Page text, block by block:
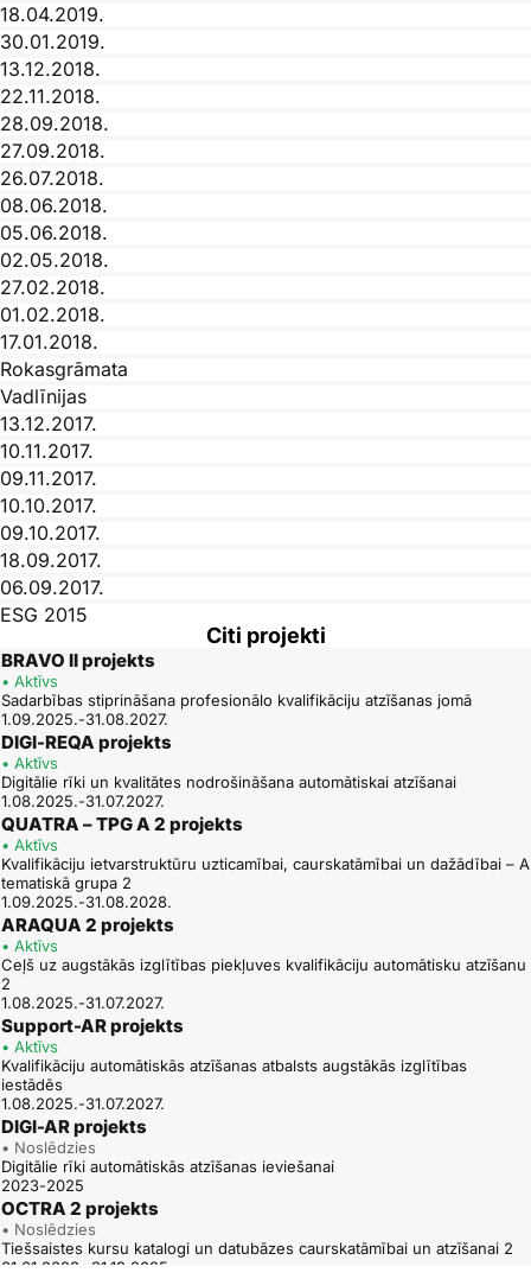
18.04.2019.
30.01.2019.
13.12.2018.
22.11.2018.
28.09.2018.
27.09.2018.
26.07.2018.
08.06.2018.
05.06.2018.
02.05.2018.
27.02.2018.
01.02.2018.
17.01.2018.
Rokasgrāmata
Vadlīnijas
13.12.2017.
10.11.2017.
09.11.2017.
10.10.2017.
09.10.2017.
18.09.2017.
06.09.2017.
ESG 2015
30.05.2017.
Pašnovērtējuma ziņojums
11.05.2017.
13.04.2017.
21.02.2017.
15.02.2017.
08.02.2017.
31.01.2017.
21.12.2016.
07.12.2016.
06.10.2016.
05.08.2016.
Citi projekti
BRAVO II projekts
• Aktīvs
Sadarbības stiprināšana profesionālo kvalifikāciju atzīšanas jomā
1.09.2025.-31.08.2027.
DIGI-REQA projekts
• Aktīvs
Digitālie rīki un kvalitātes nodrošināšana automātiskai atzīšanai
1.08.2025.-31.07.2027.
QUATRA – TPG A 2 projekts
• Aktīvs
Kvalifikāciju ietvarstruktūru uzticamībai, caurskatāmībai un dažādībai – A
tematiskā grupa 2
1.09.2025.-31.08.2028.
ARAQUA 2 projekts
• Aktīvs
Ceļš uz augstākās izglītības piekļuves kvalifikāciju automātisku atzīšanu
2
1.08.2025.-31.07.2027.
Support-AR projekts
• Aktīvs
Kvalifikāciju automātiskās atzīšanas atbalsts augstākās izglītības
iestādēs
1.08.2025.-31.07.2027.
DIGI-AR projekts
• Noslēdzies
Digitālie rīki automātiskās atzīšanas ieviešanai
2023-2025
OCTRA 2 projekts
• Noslēdzies
Tiešsaistes kursu katalogi un datubāzes caurskatāmībai un atzīšanai 2
01.01.2023.-31.12.2025.